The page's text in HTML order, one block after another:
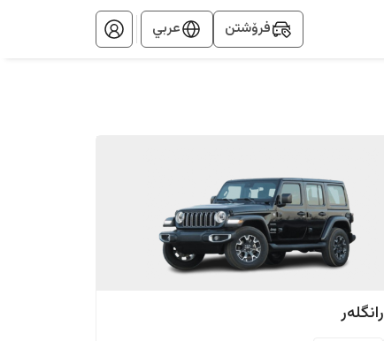
فرۆشتن عربي
رانگلەر